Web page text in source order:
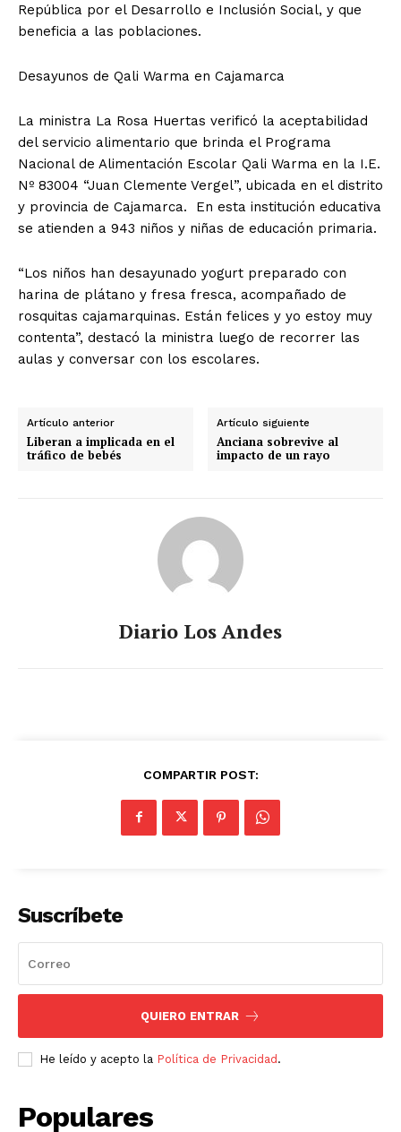
República por el Desarrollo e Inclusión Social, y que
beneficia a las poblaciones.
Desayunos de Qali Warma en Cajamarca
La ministra La Rosa Huertas verificó la aceptabilidad
del servicio alimentario que brinda el Programa
Nacional de Alimentación Escolar Qali Warma en la I.E.
Nº 83004 “Juan Clemente Vergel”, ubicada en el distrito
y provincia de Cajamarca. En esta institución educativa
se atienden a 943 niños y niñas de educación primaria.
“Los niños han desayunado yogurt preparado con
harina de plátano y fresa fresca, acompañado de
rosquitas cajamarquinas. Están felices y yo estoy muy
contenta”, destacó la ministra luego de recorrer las
aulas y conversar con los escolares.
Artículo anterior
Liberan a implicada en el
tráfico de bebés
Artículo siguiente
Anciana sobrevive al
impacto de un rayo
Diario Los Andes
COMPARTIR POST:
Suscríbete
QUIERO ENTRAR
He leído y acepto la Política de Privacidad.
Populares